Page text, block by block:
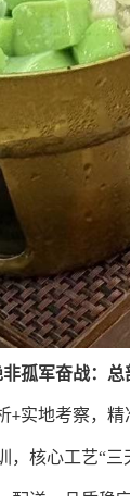
孤军奋战：总
+实地考察，精
核心工艺“三